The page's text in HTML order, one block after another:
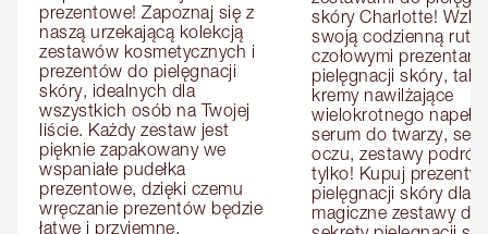
prezentowe! Zapoznaj się z
naszą urzekającą kolekcją
zestawów kosmetycznych i
prezentów do pielęgnacji
skóry, idealnych dla
wszystkich osób na Twojej
liście. Każdy zestaw jest
pięknie zapakowany we
wspaniałe pudełka
prezentowe, dzięki czemu
wręczanie prezentów będzie
łatwe i przyjemne.
skóry Charlotte!
swoją codzienną
czołowymi
pielęgnacji skóry,
kremy nawilżające
wielokrotnego
serum do twarzy,
oczu, zestawy
tylko! Kupuj prezenty
pielęgnacji skóry dla
magiczne zestawy dla